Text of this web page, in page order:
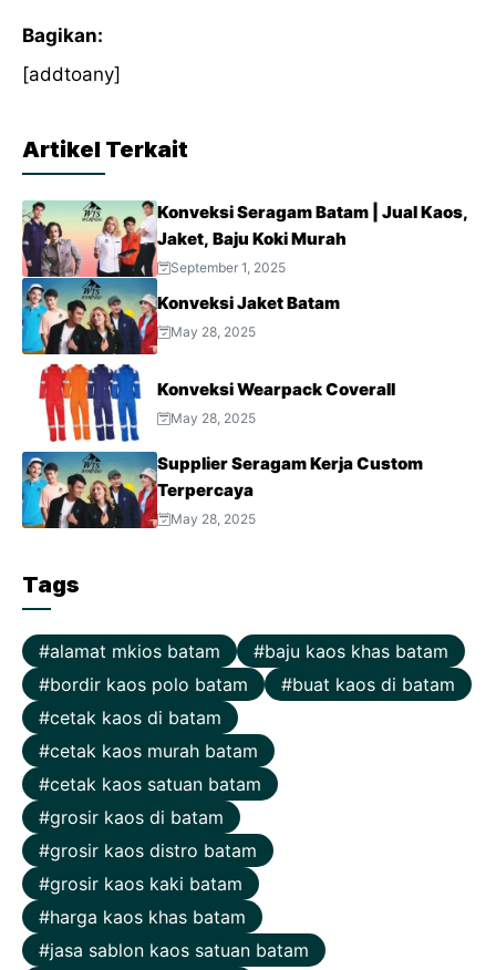
Bagikan:
[addtoany]
Artikel Terkait
Konveksi Seragam Batam | Jual Kaos,
Jaket, Baju Koki Murah
September 1, 2025
Konveksi Jaket Batam
May 28, 2025
Konveksi Wearpack Coverall
May 28, 2025
Supplier Seragam Kerja Custom
Terpercaya
May 28, 2025
Tags
alamat mkios batam
baju kaos khas batam
bordir kaos polo batam
buat kaos di batam
cetak kaos di batam
cetak kaos murah batam
cetak kaos satuan batam
grosir kaos di batam
grosir kaos distro batam
grosir kaos kaki batam
harga kaos khas batam
jasa sablon kaos satuan batam